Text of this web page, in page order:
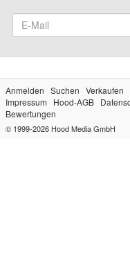
Anmelden Suchen Verkaufen
Impressum
Hood-AGB
Bewertungen
© 1999-2026 Hood Media GmbH